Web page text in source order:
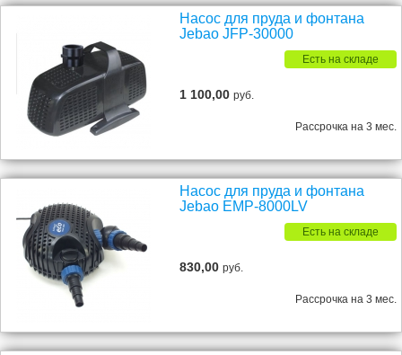
Насос для пруда и фонтана
Jebao JFP-30000
Есть на складе
1 100,00руб.
Рассрочка на 3 мес.
Насос для пруда и фонтана
Jebao EMP-8000LV
Есть на складе
830,00руб.
Рассрочка на 3 мес.